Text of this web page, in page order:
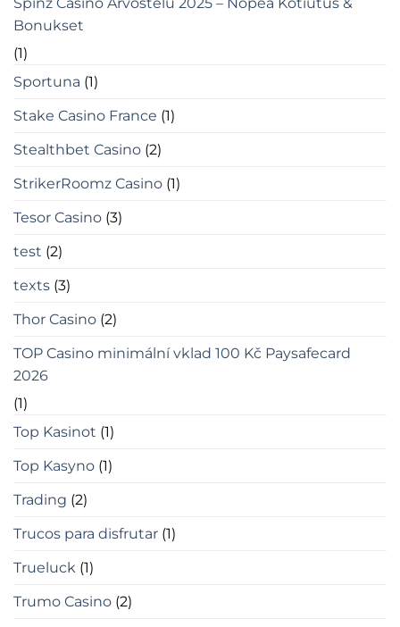
Bonukset
(1)
Sportuna (1)
Stake Casino France (1)
Stealthbet Casino (2)
StrikerRoomz Casino (1)
Tesor Casino (3)
test (2)
texts (3)
Thor Casino (2)
TOP Casino minimální vklad 100 Kč Paysafecard
2026
(1)
Top Kasinot (1)
Top Kasyno (1)
Trading (2)
Trucos para disfrutar (1)
Trueluck (1)
Trumo Casino (2)